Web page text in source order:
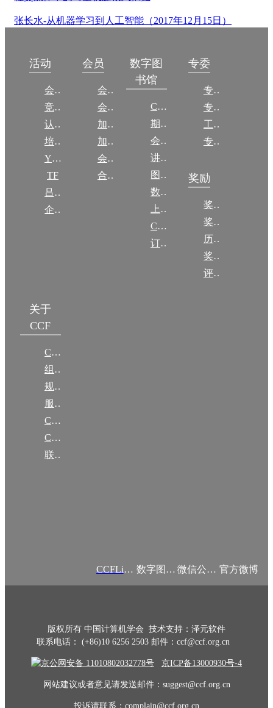
张长水-从机器学习到人工智能（2017年12月15日）
活动
会议
竞赛
认证
培训
YOCSEF
TF
吕梁振兴
企智会
会员
会员简介
会员权益
加入CCF
加入CCF
会员交费
合作伙伴
数字图
书馆
CCCF
期刊
会议
讲稿
图集
数图编审委员会
上传/发布作品
CCF DL Focus
订阅《计算》
专委
专委简介
专委条例
工作问答
专委名单
奖励
奖励动态
奖励目录
历年获奖名单
奖项推荐
评奖条例
关于
CCF
CCF简介
组织机构
规章
服务项目
CCF大事记
CCF创建60周年
联系我们
CCFLink APP 数字图书馆 微信公众号 官方微博
版权所有 中国计算机学会 技术支持：泽元软件
联系电话： (+86)10 6256 2503 邮件：ccf@ccf.org.cn
京公网安备 11010802032778号 京ICP备13000930号-4
网站建议或者意见请发送邮件：suggest@ccf.org.cn
投诉请联系：complain@ccf.org.cn